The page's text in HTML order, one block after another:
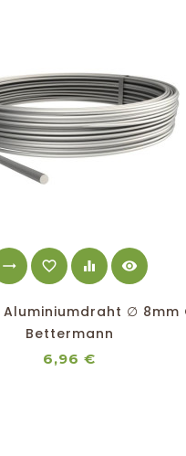
trending_flat favorite_border equalizer visibility
∅ 8mm
Bettermann
6,96 €